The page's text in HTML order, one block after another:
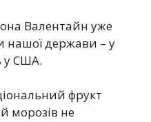
Валентайн уже
нашої держави – у
у США.
фрукт
морозів не